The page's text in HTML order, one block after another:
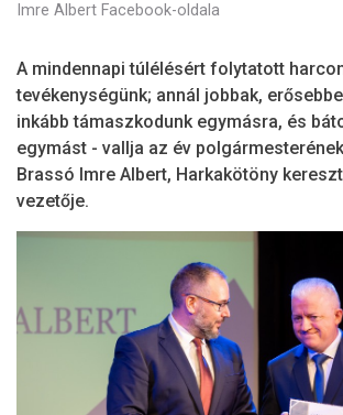
Imre Albert Facebook-oldala
A mindennapi túlélésért folytatott
tevékenységünk; annál jobbak,
inkább támaszkodunk egymásra, és
egymást - vallja az év
Brassó Imre Albert, Harkakötöny
vezetője.